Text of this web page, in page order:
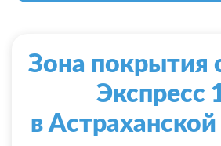
Зона покрытия
Экспресс
в